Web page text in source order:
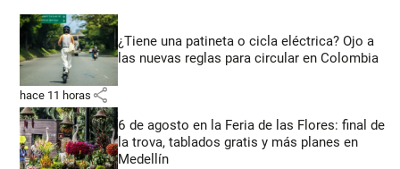
¿Tiene una patineta o cicla eléctrica? Ojo a
las nuevas reglas para circular en Colombia
hace 11 horas share
6 de agosto en la Feria de las Flores: final de
la trova, tablados gratis y más planes en
Medellín